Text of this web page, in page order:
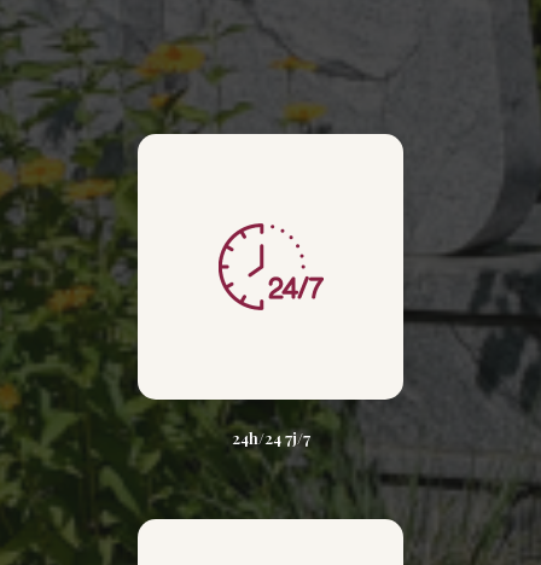
24h/24 7j/7